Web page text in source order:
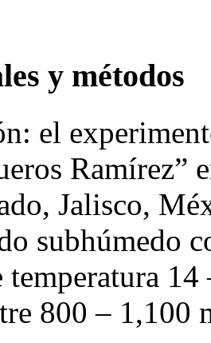
y métodos
el
Ramírez”
Jalisco,
subhúmedo
temperatura
800 – 1,100